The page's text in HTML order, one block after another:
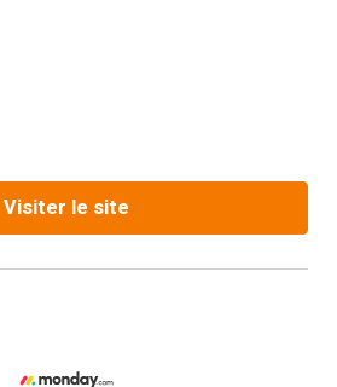
Visiter le site